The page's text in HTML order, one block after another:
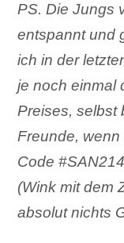
PS. Die Jungs
entspannt und
ich in der
je noch einmal
Preises, selbst
Freunde,
Code
(Wink mit dem
absolut nichts